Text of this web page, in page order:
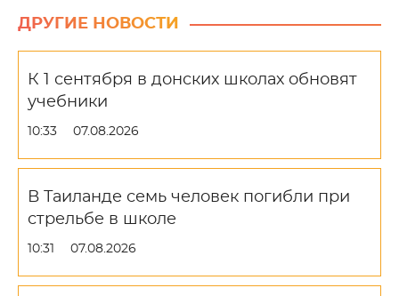
ДРУГИЕ НОВОСТИ
К 1 сентября в донских школах обновят
учебники
10:33 07.08.2026
В Таиланде семь человек погибли при
стрельбе в школе
10:31 07.08.2026